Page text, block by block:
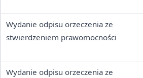
Wydanie odpisu orzeczenia ze
stwierdzeniem prawomocności
Wydanie odpisu orzeczenia ze